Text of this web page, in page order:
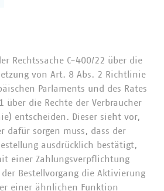
Rechtssache C-400/22 über die
von Art. 8 Abs. 2 Richtlinie
Parlaments und des Rates
über die Rechte der Verbraucher
entscheiden. Dieser sieht vor,
dafür sorgen muss, dass der
ausdrücklich bestätigt,
einer Zahlungsverpflichtung
Bestellvorgang die Aktivierung
einer ähnlichen Funktion